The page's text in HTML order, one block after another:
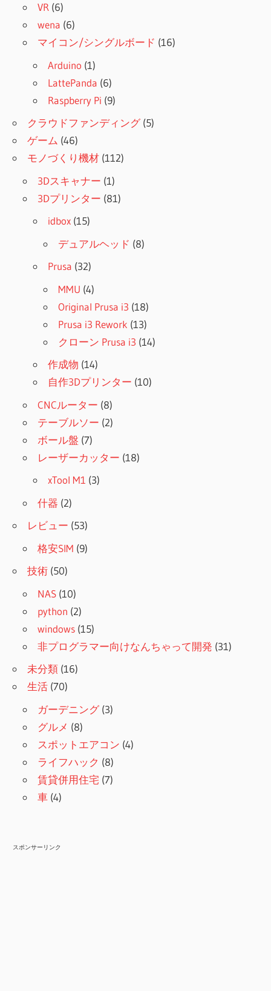
VR (6)
wena (6)
マイコン/シングルボード (16)
Arduino (1)
LattePanda (6)
Raspberry Pi (9)
クラウドファンディング(5)
ゲーム (46)
モノづくり機材 (112)
3Dスキャナー (1)
3Dプリンター (81)
idbox (15)
デュアルヘッド (8)
Prusa (32)
MMU (4)
Original Prusa i3 (18)
Prusa i3 Rework (13)
クローン Prusa i3 (14)
作成物 (14)
自作3Dプリンター (10)
CNCルーター (8)
テーブルソー (2)
ボール盤 (7)
レーザーカッター (18)
xTool M1 (3)
什器 (2)
レビュー (53)
格安SIM (9)
技術 (50)
NAS (10)
python (2)
windows (15)
非プログラマー向けなんちゃって開発 (31)
未分類 (16)
生活 (70)
ガーデニング(3)
グルメ (8)
スポットエアコン (4)
ライフハック (8)
賃貸併用住宅 (7)
車 (4)
スポンサーリンク